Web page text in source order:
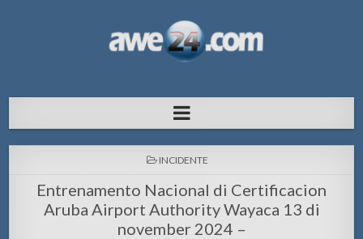
pa Aruba
POSTED
INCIDENTE
Entrenamento Nacional di Certificacion
Aruba Airport Authority Wayaca 13 di
november 2024 –